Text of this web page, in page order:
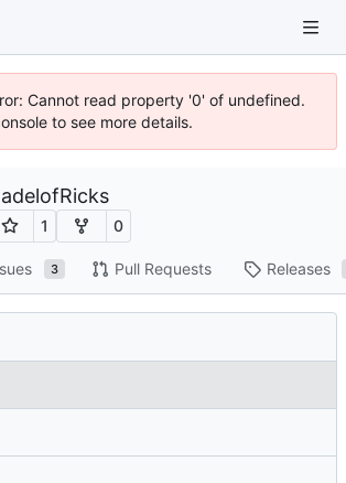
Cannot read property '0' of undefined.
to see more details.
1 0
3 Pull Requests Releases